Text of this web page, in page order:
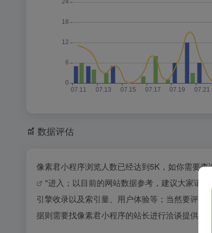
数据评估
像素君小程序浏览人数已经达到5K，如你需要
"进入；以目前的网站数据参考，建议大家请
引擎收录以及索引量、用户体验等；当然要评估
据则需要找像素君小程序的站长进行洽谈提供。